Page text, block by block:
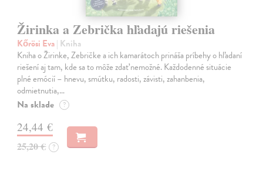
Žirinka a Zebrička hľadajú riešenia
Kőrösi Eva| Kniha
Kniha o Žirinke, Zebričke a ich kamarátoch prináša príbehy o hľadaní
riešení aj tam, kde sa to môže zdať nemožné. Každodenné situácie
plné emócií – hnevu, smútku, radosti, závisti, zahanbenia,
odmietnutia,…
Na sklade ?
24,44 €
25,20 € ?